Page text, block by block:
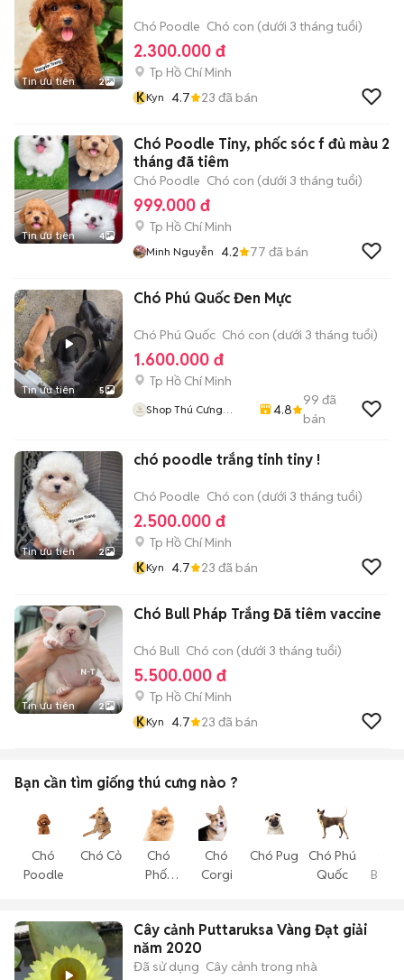
Tin ưu tiên 2
Chó Poodle Chó con (dưới 3 tháng tuổi)
2.300.000 đ
Tp Hồ Chí Minh
KKyn 4.7 23 đã bán
Tin ưu tiên 4
Chó Poodle Tiny, phốc sóc f đủ màu 2
tháng đã tiêm
Chó Poodle Chó con (dưới 3 tháng tuổi)
999.000 đ
Tp Hồ Chí Minh
Minh Nguyễn 4.2 77 đã bán
Tin ưu tiên 5
Chó Phú Quốc Đen Mực
Chó Phú Quốc Chó con (dưới 3 tháng tuổi)
1.600.000 đ
Tp Hồ Chí Minh
Shop Thú Cưng
4.8
99 đã
bán
Tin ưu tiên 2
chó poodle trắng tinh tiny !
Chó Poodle Chó con (dưới 3 tháng tuổi)
2.500.000 đ
Tp Hồ Chí Minh
KKyn 4.7 23 đã bán
Tin ưu tiên 2
Chó Bull Pháp Trắng Đã tiêm vaccine
Chó Bull Chó con (dưới 3 tháng tuổi)
5.500.000 đ
Tp Hồ Chí Minh
KKyn 4.7 23 đã bán
Bạn cần tìm giống thú cưng nào ?
Chó
Poodle
Chó Cỏ
Chó
Phốc
Chó
Corgi
Chó Pug
Chó Phú
Quốc
Cây cảnh Puttaruksa Vàng Đạt giải
năm 2020
Đã sử dụng Cây cảnh trong nhà